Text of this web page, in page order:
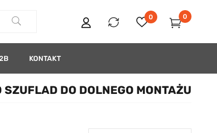
0 0
KONTAKT
SZUFLAD DO DOLNEGO MONTAŻU